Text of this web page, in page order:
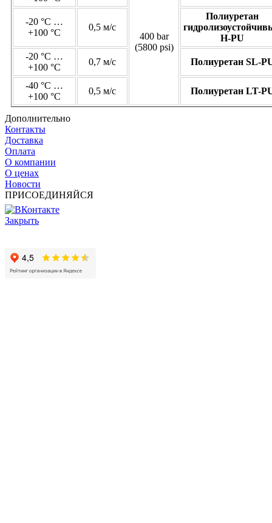
400 bar
(5800 psi)
-20 °C …
+100 °C
0,5 м/с
Полиуретан
H-PU
-20 °C …
+100 °C
0,7 м/с Полиуретан SL-
-40 °C …
+100 °C
0,5 м/с Полиуретан LT-
Дополнительно
Контакты
Доставка
Оплата
О компании
О ценах
Новости
ПРИСОЕДИНЯЙСЯ
Закрыть